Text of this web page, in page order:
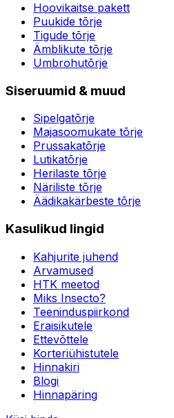
Hoovikaitse pakett
Puukide tõrje
Tigude tõrje
Ämblikute tõrje
Umbrohutõrje
Siseruumid & muud
Sipelgatõrje
Majasoomukate tõrje
Prussakatõrje
Lutikatõrje
Herilaste tõrje
Näriliste tõrje
Äädikakärbeste tõrje
Kasulikud lingid
Kahjurite juhend
Arvamused
HTK meetod
Miks Insecto?
Teeninduspiirkond
Eraisikutele
Ettevõttele
Korteriühistutele
Hinnakiri
Blogi
Hinnapäring